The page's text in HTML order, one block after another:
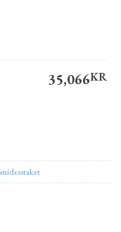
35,066KR
150x400 cm med